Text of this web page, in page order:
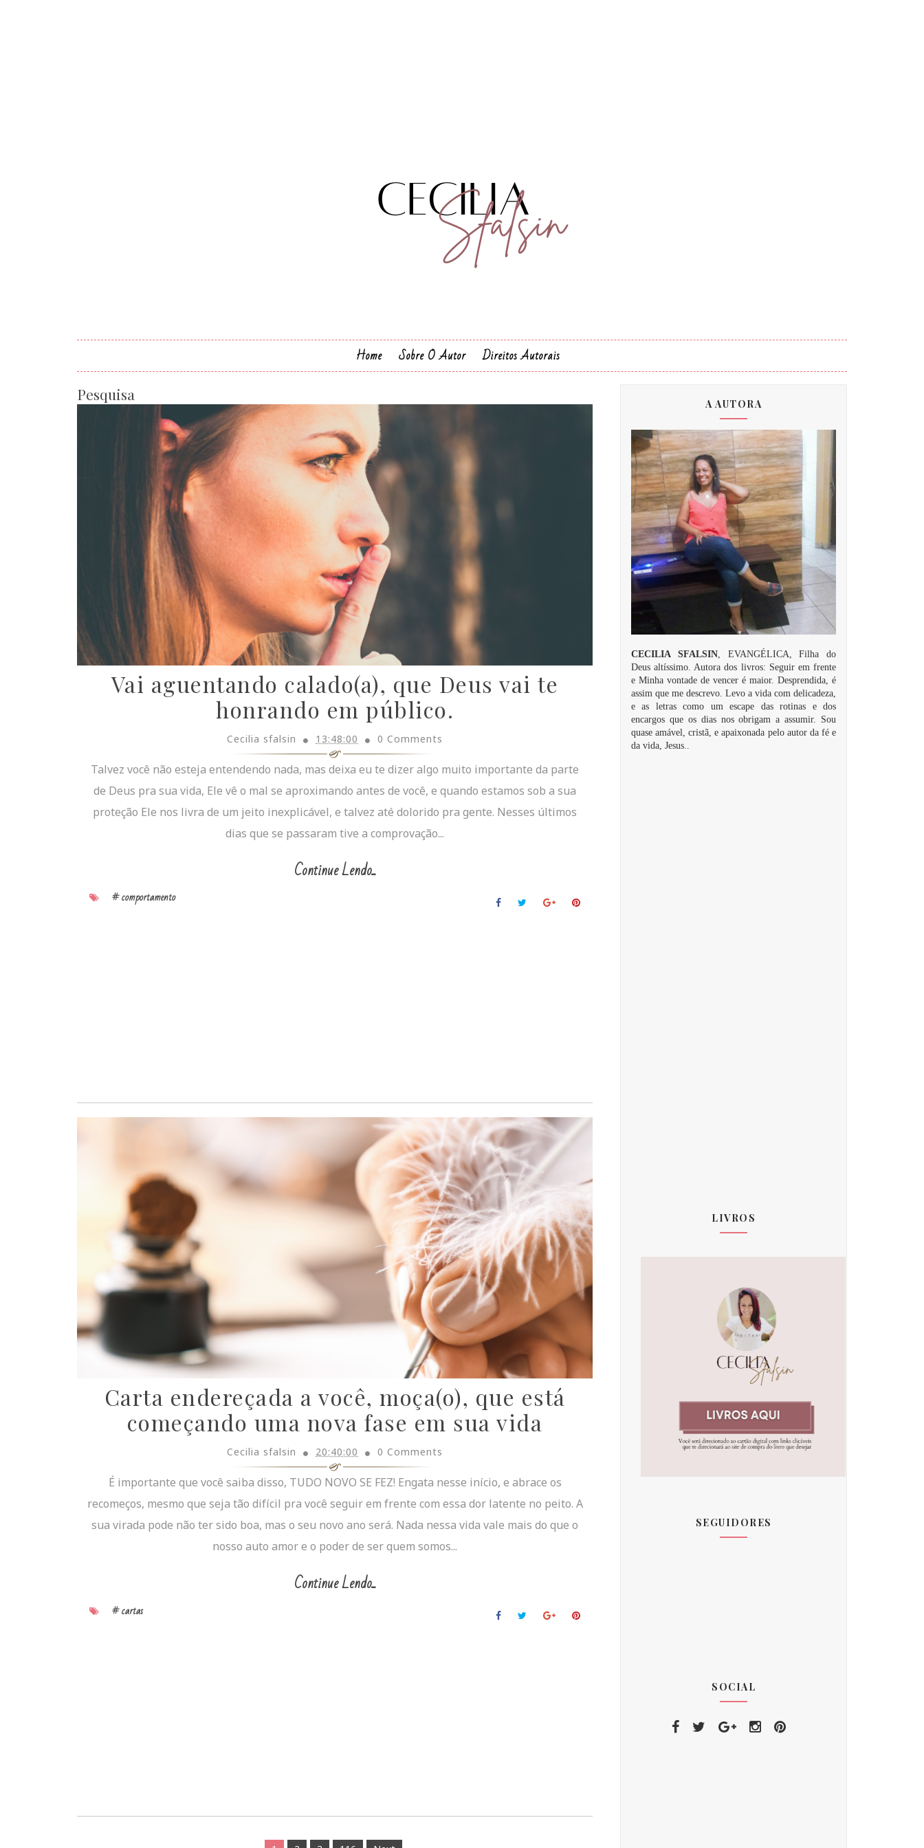
Home Sobre O Autor Direitos Autorais
Pesquisa
Vai aguentando calado(a), que Deus vai te
honrando em público.
Cecilia sfalsin 13:48:00 0 Comments
Talvez você não esteja entendendo nada, mas deixa eu te dizer algo muito importante da parte
de Deus pra sua vida, Ele vê o mal se aproximando antes de você, e quando estamos sob a sua
proteção Ele nos livra de um jeito inexplicável, e talvez até dolorido pra gente. Nesses últimos
dias que se passaram tive a comprovação...
Continue Lendo...
# comportamento
Carta endereçada a você, moça(o), que está
começando uma nova fase em sua vida
Cecilia sfalsin 20:40:00 0 Comments
É importante que você saiba disso, TUDO NOVO SE FEZ! Engata nesse início, e abrace os
recomeços, mesmo que seja tão difícil pra você seguir em frente com essa dor latente no peito. A
sua virada pode não ter sido boa, mas o seu novo ano será. Nada nessa vida vale mais do que o
nosso auto amor e o poder de ser quem somos...
Continue Lendo...
# cartas
A AUTORA
CECILIA SFALSIN, EVANGÉLICA, Filha do
Deus altíssimo. Autora dos livros: Seguir em frente
e Minha vontade de vencer é maior. Desprendida, é
assim que me descrevo. Levo a vida com delicadeza,
e as letras como um escape das rotinas e dos
encargos que os dias nos obrigam a assumir. Sou
quase amável, cristã, e apaixonada pelo autor da fé e
da vida, Jesus..
LIVROS
SEGUIDORES
SOCIAL